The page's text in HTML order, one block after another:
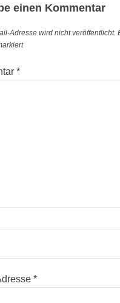
einen Kommentar
Adresse wird nicht veröffentlicht.
*
*